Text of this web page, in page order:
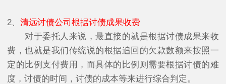
2、 清远讨债公司根据讨债成果收费
对于委托人来说，最直接的就是根据讨债成果来收
费，也就是我们传统说的根据追回的欠款数额来按照一
定的比例支付费用，而具体的比例则需要根据讨债的难
度，讨债的时间，讨债的成本等来进行综合判定。